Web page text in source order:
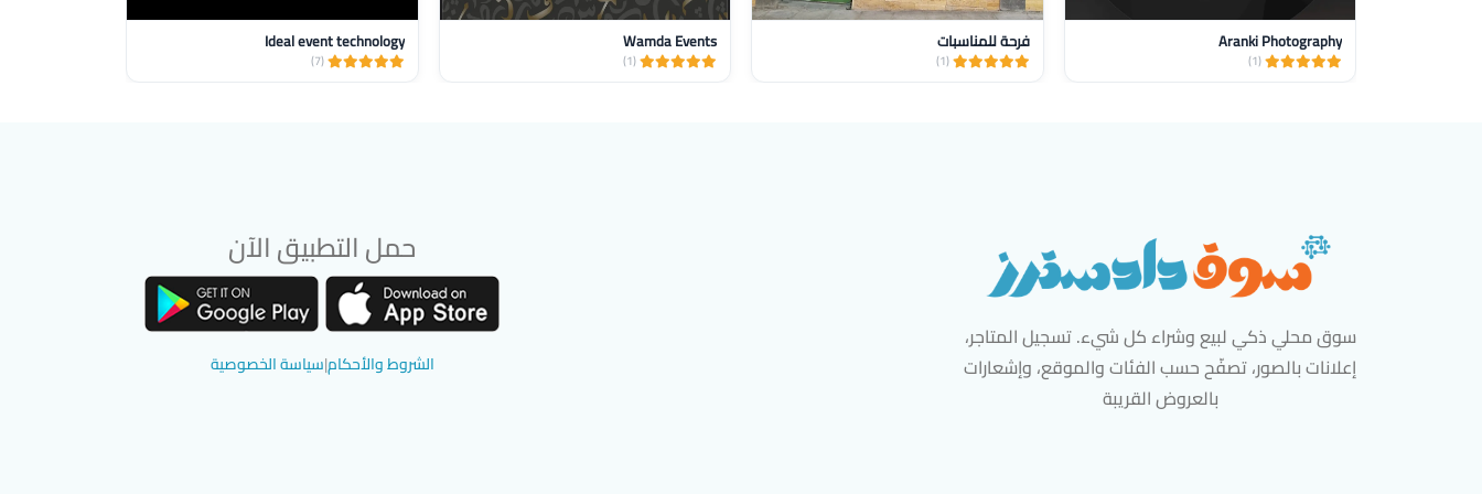
Aranki Photography
(1)
فرحة للمناسبات
(1)
Wamda Events
(1)
Ideal event technology
(7)
سوق محلي ذكي لبيع وشراء كل شيء. تسجيل المتاجر،
إعلانات بالصور، تصفّح حسب الفئات والموقع، وإشعارات
بالعروض القريبة
حمل التطبيق الآن
الشروط والأحكام|سياسة الخصوصية